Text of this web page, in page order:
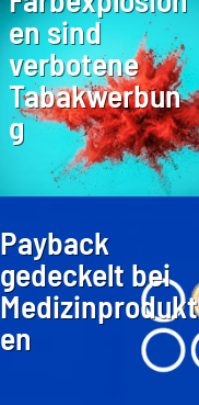
en sind
verbotene
Tabakwerbun
g
Payback
gedeckelt bei
Medizinprodukt
en